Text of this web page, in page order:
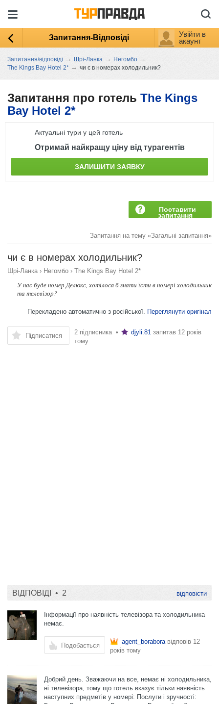
Запитання-Відповіді
Увійти в
акаунт
Запитання/відповіді → Шрі-Ланка → Негомбо →
The Kings Bay Hotel 2* → чи є в номерах холодильник?
Запитання про готель The Kings
Bay Hotel 2*
Актуальні тури у цей готель
Отримай найкращу ціну від турагентів
ЗАЛИШИТИ ЗАЯВКУ
Поставити
запитання
Запитання на тему «Загальні запитання»
чи є в номерах холодильник?
Шрі-Ланка › Негомбо › The Kings Bay Hotel 2*
У нас буде номер Делюкс, хотілося б знати їсти в номері холодильник
та телевізор?
Перекладено автоматично з російської. Переглянути оригінал
Підписатися 2 підписника • djyli.81 запитав 12 років
тому
ВІДПОВІДІ • 2 відповісти
Інформації про наявність телевізора та холодильника
немає.
Подобається
agent_boraboraвідповів 12
років тому
Добрий день. Зважаючи на все, немає ні холодильника,
ні телевізора, тому що готель вказує тільки наявність
наступних предметів у номері: Послуги і зручності: